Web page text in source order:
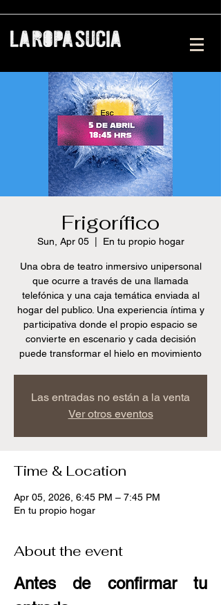
Frigorífico
Sun, Apr 05
  |
En tu propio hogar
Una obra de teatro inmersivo unipersonal
que ocurre a través de una llamada
telefónica y una caja temática enviada al
hogar del publico. Una experiencia íntima y
participativa donde el propio espacio se
convierte en escenario y cada decisión
puede transformar el hielo en movimiento
Las entradas no están a la venta
Ver otros eventos
Time & Location
Apr 05, 2026, 6:45 PM – 7:45 PM
En tu propio hogar
About the event
Antes de confirmar tu